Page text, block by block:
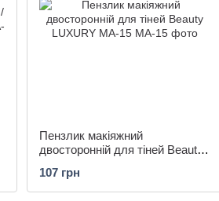
Пензлик макіяжний
двосторонній для тіней Beauty
107 грн